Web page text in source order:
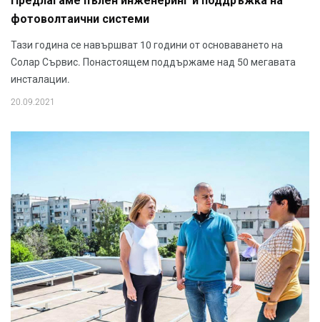
фотоволтаични системи
Тази година се навършват 10 години от основаването на
Солар Сървис. Понастоящем поддържаме над 50 мегавата
инсталации.
20.09.2021